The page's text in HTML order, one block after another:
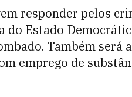
responder pelos
do Estado
Também será
emprego de